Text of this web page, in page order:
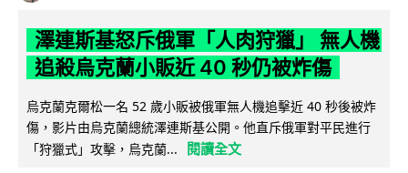
澤連斯基怒斥俄軍「人肉狩獵」 無人機
追殺烏克蘭小販近 40 秒仍被炸傷
烏克蘭克爾松一名 52 歲小販被俄軍無人機追擊近 40 秒後被炸
傷，影片由烏克蘭總統澤連斯基公開。他直斥俄軍對平民進行
「狩獵式」攻擊，烏克蘭...
閱讀全文